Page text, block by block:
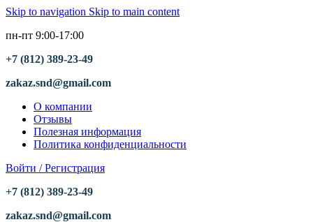
Skip to navigation Skip to main content
пн-пт 9:00-17:00
+7 (812) 389-23-49
zakaz.snd@gmail.com
О компании
Отзывы
Полезная информация
Политика конфиденциальности
Войти / Регистрация
+7 (812) 389-23-49
zakaz.snd@gmail.com